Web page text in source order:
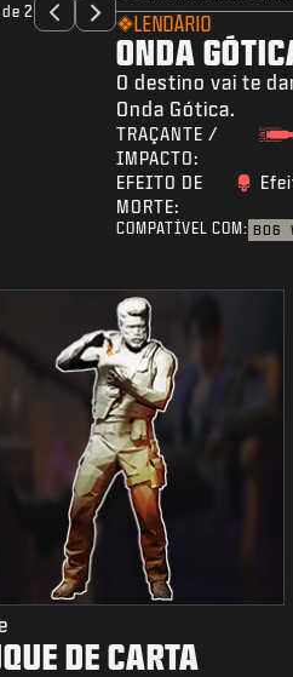
de 2
LENDÁRIO
ONDA
O destino vai te
Onda Gótica.
TRAÇANTE /
IMPACTO:
EFEITO DE
MORTE:
COMPATÍVEL COM: BO6
DE CARTA